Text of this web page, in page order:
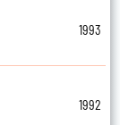
1993
1992